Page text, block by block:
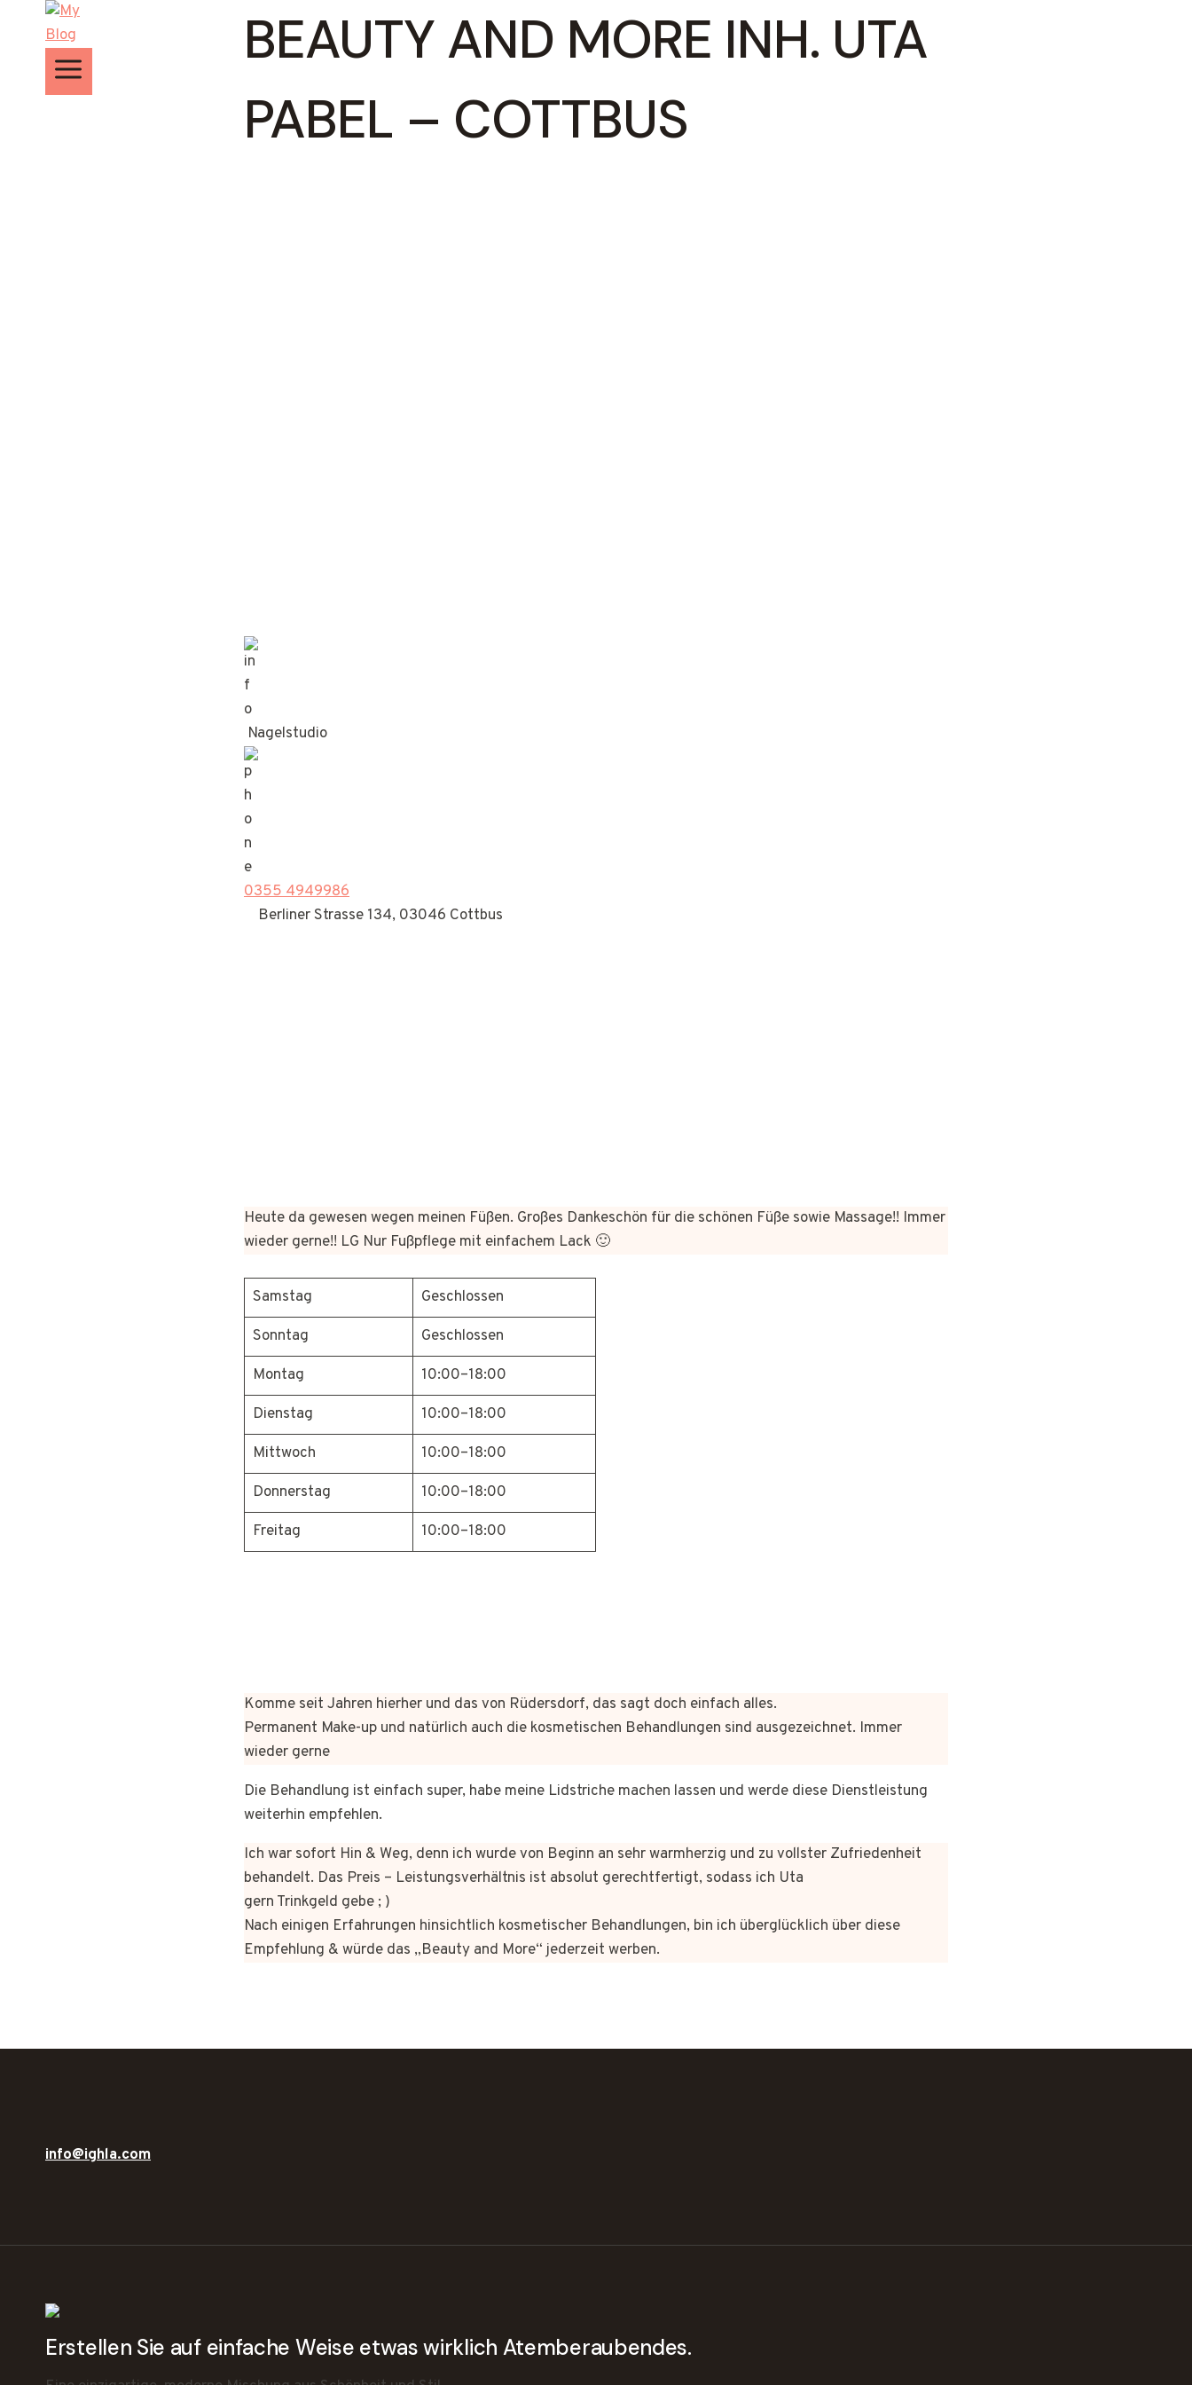
springen
BEAUTY AND MORE INH. UTA
PABEL – COTTBUS
Nagelstudio
0355 4949986
Berliner Strasse 134, 03046 Cottbus
Heute da gewesen wegen meinen Füßen. Großes Dankeschön für die schönen Füße sowie Massage!! Immer
wieder gerne!! LG Nur Fußpflege mit einfachem Lack 🙂
Samstag
Geschlossen
Sonntag
Geschlossen
Montag
10:00–18:00
Dienstag
10:00–18:00
Mittwoch
10:00–18:00
Donnerstag
10:00–18:00
Freitag
10:00–18:00
Komme seit Jahren hierher und das von Rüdersdorf, das sagt doch einfach alles.
Permanent Make-up und natürlich auch die kosmetischen Behandlungen sind ausgezeichnet. Immer
wieder gerne
Die Behandlung ist einfach super, habe meine Lidstriche machen lassen und werde diese Dienstleistung
weiterhin empfehlen.
Ich war sofort Hin & Weg, denn ich wurde von Beginn an sehr warmherzig und zu vollster Zufriedenheit
behandelt. Das Preis – Leistungsverhältnis ist absolut gerechtfertigt, sodass ich Uta
gern Trinkgeld gebe ; )
Nach einigen Erfahrungen hinsichtlich kosmetischer Behandlungen, bin ich überglücklich über diese
Empfehlung & würde das „Beauty and More“ jederzeit werben.
info@ighla.com
Erstellen Sie auf einfache Weise etwas wirklich Atemberaubendes.